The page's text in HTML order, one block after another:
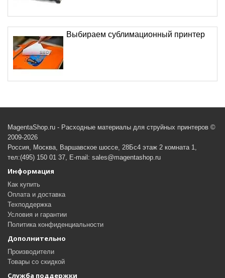
Выбираем сублимационный принтер
MagentaShop.ru - Расходные материалы для струйных принтеров ©
2009-2026
Россия, Москва, Варшавское шоссе, 28Бс4 этаж 2 комната 1,
тел:(495) 150 01 37, E-mail: sales@magentashop.ru
Информация
Как купить
Оплата и доставка
Техподдержка
Условия и гарантии
Политика конфиденциальности
Дополнительно
Производители
Товары со скидкой
Служба поддержки